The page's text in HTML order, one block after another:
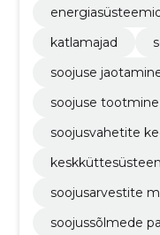
katlamajad
soojuse
soojuse tootmine
soojusvahetite
soojusarvestite
soojussõlmede